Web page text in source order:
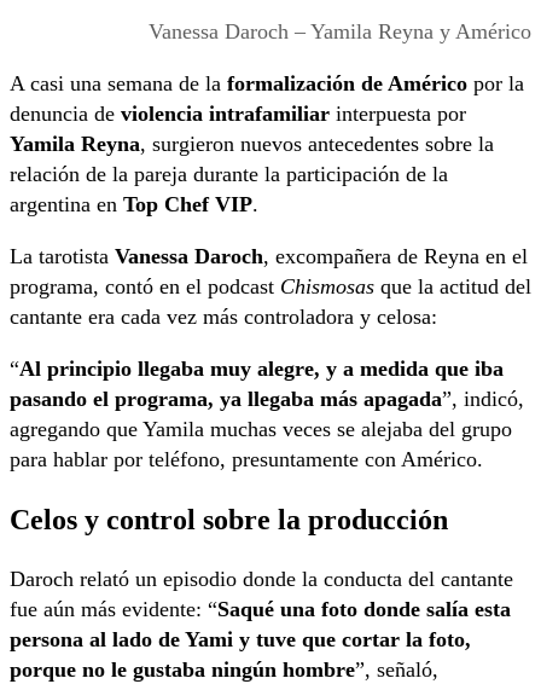
Vanessa Daroch – Yamila Reyna y Américo
A casi una semana de la formalización de Américo por la
denuncia de violencia intrafamiliar interpuesta por
Yamila Reyna, surgieron nuevos antecedentes sobre la
relación de la pareja durante la participación de la
argentina en Top Chef VIP.
La tarotista Vanessa Daroch, excompañera de Reyna en el
programa, contó en el podcast Chismosas que la actitud del
cantante era cada vez más controladora y celosa:
“Al principio llegaba muy alegre, y a medida que iba
pasando el programa, ya llegaba más apagada”, indicó,
agregando que Yamila muchas veces se alejaba del grupo
para hablar por teléfono, presuntamente con Américo.
Celos y control sobre la producción
Daroch relató un episodio donde la conducta del cantante
fue aún más evidente: “Saqué una foto donde salía esta
persona al lado de Yami y tuve que cortar la foto,
porque no le gustaba ningún hombre”, señaló,